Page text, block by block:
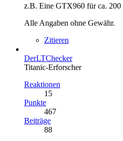
z.B. Eine GTX960 für ca. 200
Alle Angaben ohne Gewähr.
Zitieren
DerLTChecker
Titanic-Erforscher
Reaktionen
15
Punkte
467
Beiträge
88